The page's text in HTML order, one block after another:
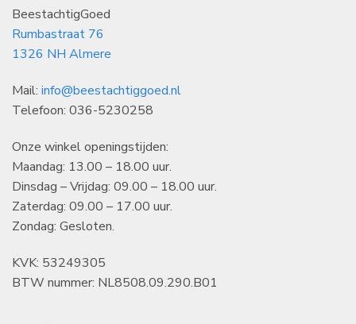
BeestachtigGoed
Rumbastraat 76
1326 NH Almere
Mail: info@beestachtiggoed.nl
Telefoon: 036-5230258
Onze winkel openingstijden:
Maandag: 13.00 – 18.00 uur.
Dinsdag – Vrijdag: 09.00 – 18.00 uur.
Zaterdag: 09.00 – 17.00 uur.
Zondag: Gesloten.
KVK: 53249305
BTW nummer: NL8508.09.290.B01